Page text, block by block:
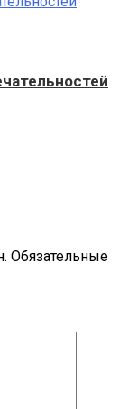
Обязательные